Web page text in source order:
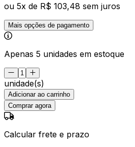
ou 5x de R$ 103,48 sem juros
Mais opções de pagamento
Apenas 5 unidades em estoque
unidade(s)
Adicionar ao carrinho
Comprar agora
Calcular frete e prazo